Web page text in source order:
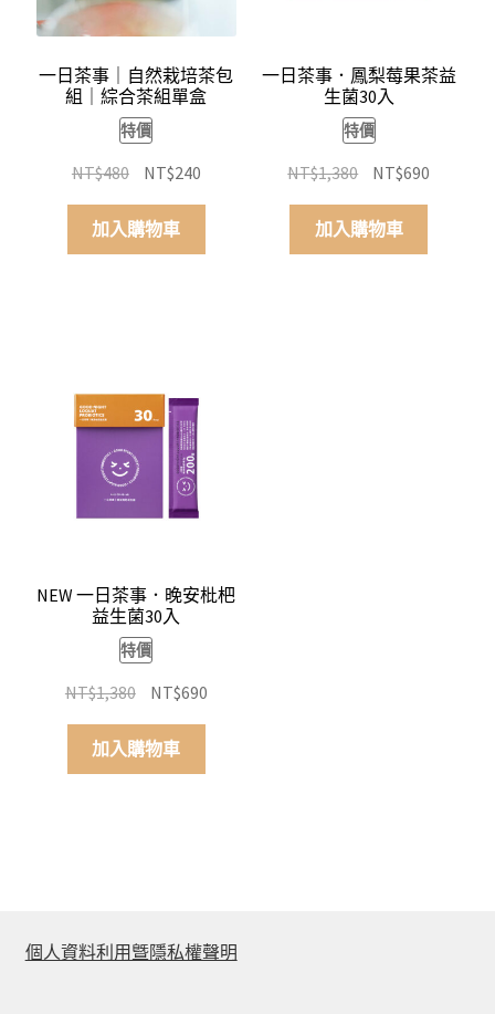
一日茶事｜自然栽培茶包
組｜綜合茶組單盒
特價
NT$480 原
始
價
格：
NT$240目
前
格：
加入購物車
一日茶事．鳳梨莓果茶益
生菌30入
特價
NT$1,380
原
始
價
格：
NT$690
加入購物車
NEW 一日茶事．晚安枇杷
益生菌30入
特價
NT$1,380 原
始
價
格：
NT$690目
加入購物車
個人資料利用曁隱私權聲明